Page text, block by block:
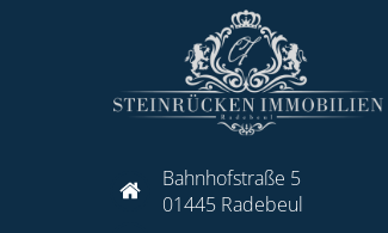
Bahnhofstraße 5
01445 Radebeul